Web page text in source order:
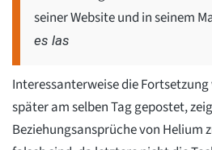
seiner Website und in seinem
es las
Interessanterweise die Fortsetzung
später am selben Tag gepostet,
Beziehungsansprüche von Helium